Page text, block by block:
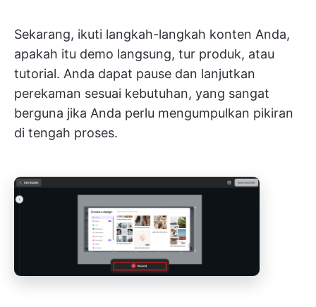
Sekarang, ikuti langkah-langkah konten Anda,
apakah itu demo langsung, tur produk, atau
tutorial. Anda dapat pause dan lanjutkan
perekaman sesuai kebutuhan, yang sangat
berguna jika Anda perlu mengumpulkan pikiran
di tengah proses.